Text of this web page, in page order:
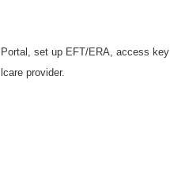
set up EFT/ERA, access key
provider.